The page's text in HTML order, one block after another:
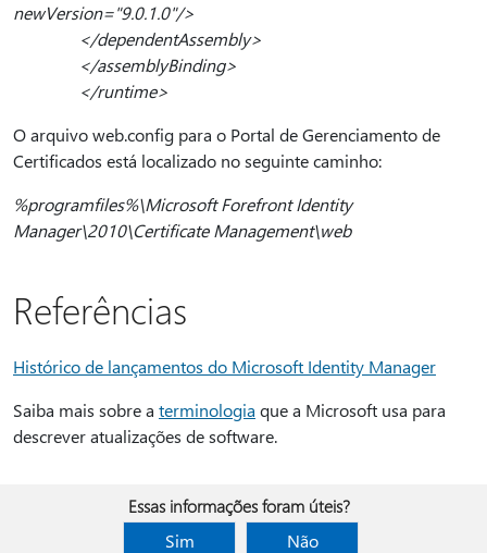
newVersion="9.0.1.0"/>
</dependentAssembly>
</assemblyBinding>
</runtime>
O arquivo web.config para o Portal de Gerenciamento de
Certificados está localizado no seguinte caminho:
%programfiles%\Microsoft Forefront Identity
Manager\2010\Certificate Management\web
Referências
Histórico de lançamentos do Microsoft Identity Manager
Saiba mais sobre a terminologia que a Microsoft usa para
descrever atualizações de software.
Essas informações foram úteis?
Sim
Não